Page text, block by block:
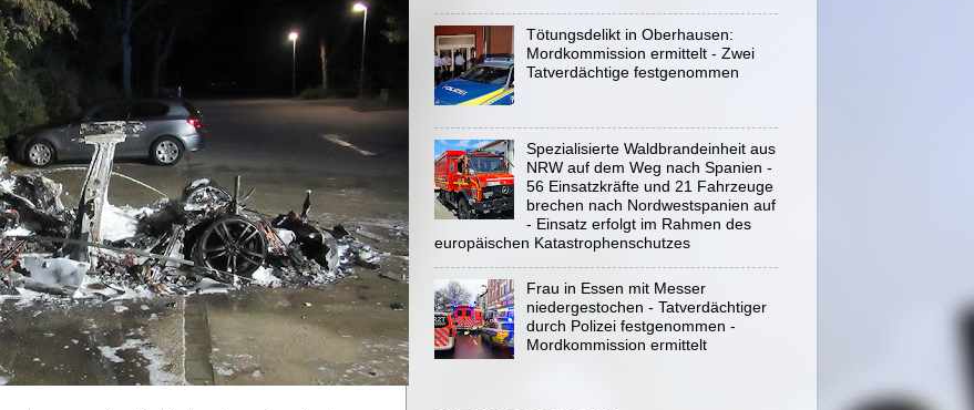
Tötungsdelikt in Oberhausen:
Mordkommission ermittelt - Zwei
Tatverdächtige festgenommen
Spezialisierte Waldbrandeinheit aus
NRW auf dem Weg nach Spanien -
56 Einsatzkräfte und 21 Fahrzeuge
brechen nach Nordwestspanien auf
- Einsatz erfolgt im Rahmen des
europäischen Katastrophenschutzes
Frau in Essen mit Messer
niedergestochen - Tatverdächtiger
durch Polizei festgenommen -
Mordkommission ermittelt